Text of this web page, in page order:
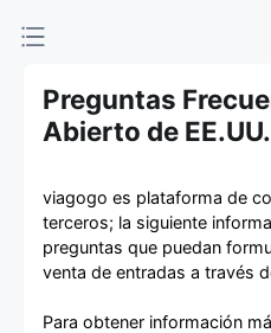
Preguntas
Abierto de
viagogo es plataforma de
terceros; la siguiente
preguntas que puedan
venta de entradas a través
Para obtener información